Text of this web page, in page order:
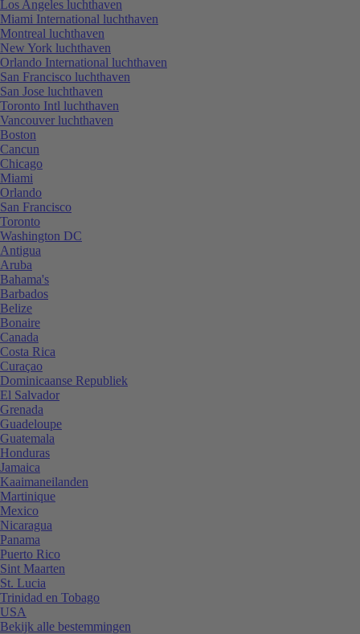
Los Angeles luchthaven
Miami International luchthaven
Montreal luchthaven
New York luchthaven
Orlando International luchthaven
San Francisco luchthaven
San Jose luchthaven
Toronto Intl luchthaven
Vancouver luchthaven
Boston
Cancun
Chicago
Miami
Orlando
San Francisco
Toronto
Washington DC
Antigua
Aruba
Bahama's
Barbados
Belize
Bonaire
Canada
Costa Rica
Curaçao
Dominicaanse Republiek
El Salvador
Grenada
Guadeloupe
Guatemala
Honduras
Jamaica
Kaaimaneilanden
Martinique
Mexico
Nicaragua
Panama
Puerto Rico
Sint Maarten
St. Lucia
Trinidad en Tobago
USA
Bekijk alle bestemmingen